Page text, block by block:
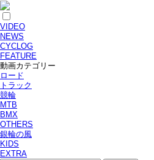
VIDEO
NEWS
CYCLOG
FEATURE
動画カテゴリー
ロード
トラック
競輪
MTB
BMX
OTHERS
銀輪の風
KIDS
EXTRA